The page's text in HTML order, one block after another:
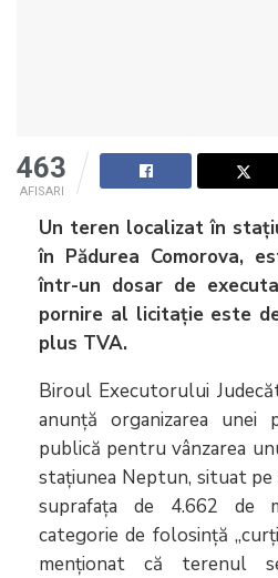
463
AFISARI
Un teren localizat în
în Pădurea Comorova,
într-un dosar de
pornire al licitație este
plus TVA.
Biroul Executorului
anunță organizarea unei
publică pentru vânzarea
stațiunea Neptun, situat pe
suprafața de 4.662 de
categorie de folosință
menționat că terenul